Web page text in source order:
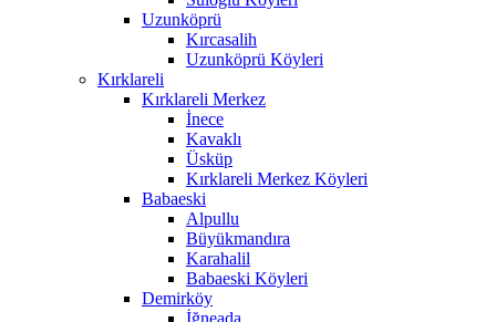
Uzunköprü
Kırcasalih
Uzunköprü Köyleri
Kırklareli
Kırklareli Merkez
İnece
Kavaklı
Üsküp
Kırklareli Merkez Köyleri
Babaeski
Alpullu
Büyükmandıra
Karahalil
Babaeski Köyleri
Demirköy